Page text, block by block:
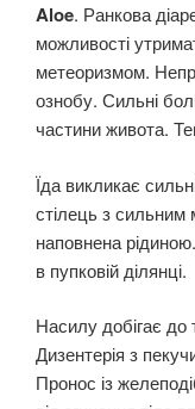
Aloe. Ранкова
можливості
метеоризмом.
ознобу. Сильні
частини живота.
Їда викликає
стілець з
наповнена
в пупковій ділянці.
Насилу добігає до
Дизентерія з
Пронос із